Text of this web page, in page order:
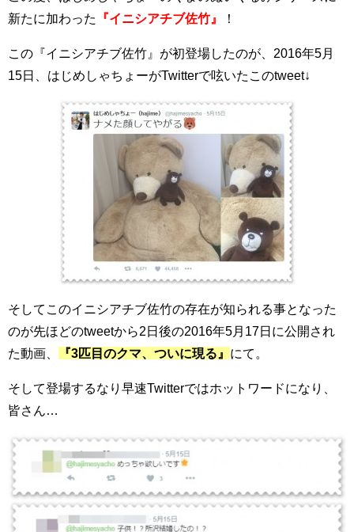
新たに加わった
『イニシアチブ佐竹』 ！
この『イニシアチブ佐竹』が初登場したのが、2016年5月
15日、はじめしゃちょーがTwitterで呟いたこのtweet↓
そしてこのイニシアチブ佐竹の存在が知られる事となった
のが先ほどのtweetから2日後の2016年5月17日に公開され
た動画、
『3匹目のクマ、ついに現る』 にて。
そして登場するなり早速Twitterではホットワードになり、
皆さん…